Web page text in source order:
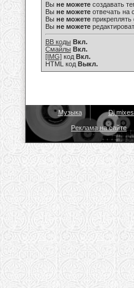
Вы не можете создавать
Вы не можете отвечать на
Вы не можете
Вы не можете
BB коды Вкл.
Смайлы Вкл.
[IMG] код Вкл.
HTML код Выкл.
Музыка Dj mixes
Реклама на сайте